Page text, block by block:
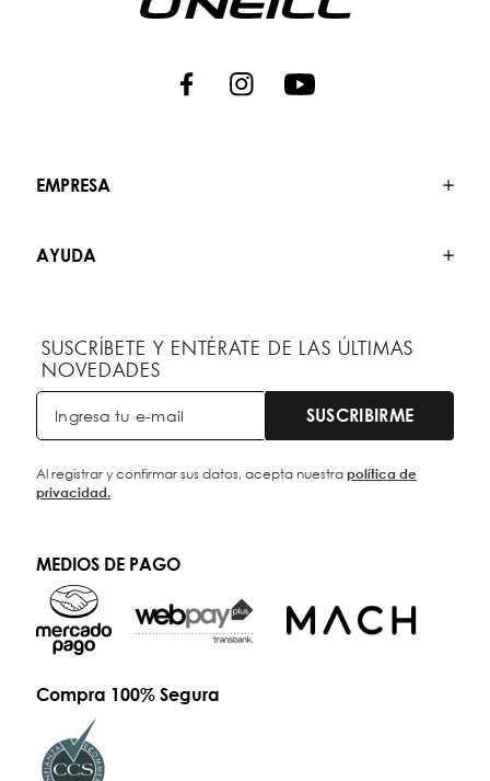
EMPRESA
AYUDA
SUSCRÍBETE Y ENTÉRATE DE LAS ÚLTIMAS
NOVEDADES
SUSCRIBIRME
Al registrar y confirmar sus datos, acepta nuestrapolítica de
privacidad.
MEDIOS DE PAGO
Compra 100% Segura